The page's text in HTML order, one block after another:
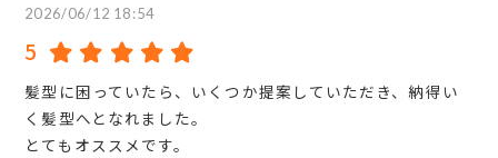
2026/06/12 18:54
5
髪型に困っていたら、いくつか提案していただき、納得い
く髪型へとなれました。
とてもオススメです。